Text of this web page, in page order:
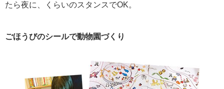
たら夜に、くらいのスタンスでOK。
ごほうびのシールで動物園づくり